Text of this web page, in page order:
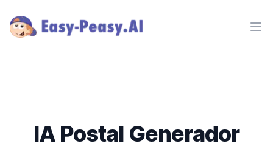
IA Postal Generador